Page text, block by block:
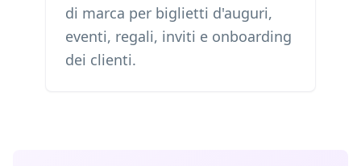
di marca per biglietti d'auguri,
eventi, regali, inviti e onboarding
dei clienti.